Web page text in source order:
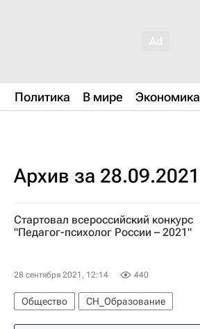
Политика В мире Экономика
Архив за 28.09.2021
Стартовал всероссийский конкурс
"Педагог-психолог России – 2021"
28 сентября 2021, 12:14 440
Общество
СН_Образование